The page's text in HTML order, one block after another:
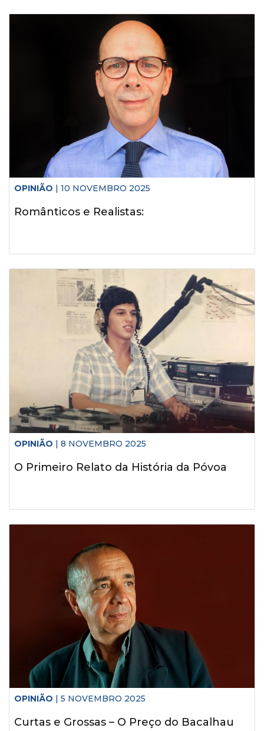
OPINIÃO | 10 NOVEMBRO 2025
Românticos e Realistas:
OPINIÃO | 8 NOVEMBRO 2025
O Primeiro Relato da História da Póvoa
OPINIÃO | 5 NOVEMBRO 2025
Curtas e Grossas – O Preço do Bacalhau